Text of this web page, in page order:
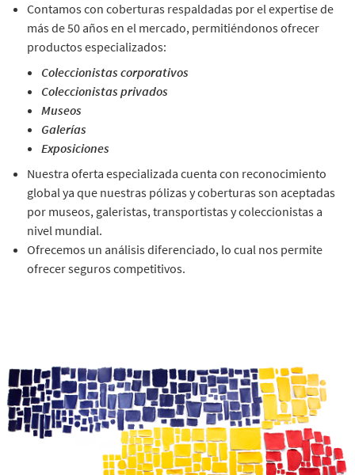
Contamos con coberturas respaldadas por el expertise de
más de 50 años en el mercado, permitiéndonos ofrecer
productos especializados:
Coleccionistas corporativos
Coleccionistas privados
Museos
Galerías
Exposiciones
Nuestra oferta especializada cuenta con reconocimiento
global ya que nuestras pólizas y coberturas son aceptadas
por museos, galeristas, transportistas y coleccionistas a
nivel mundial.
Ofrecemos un análisis diferenciado, lo cual nos permite
ofrecer seguros competitivos.